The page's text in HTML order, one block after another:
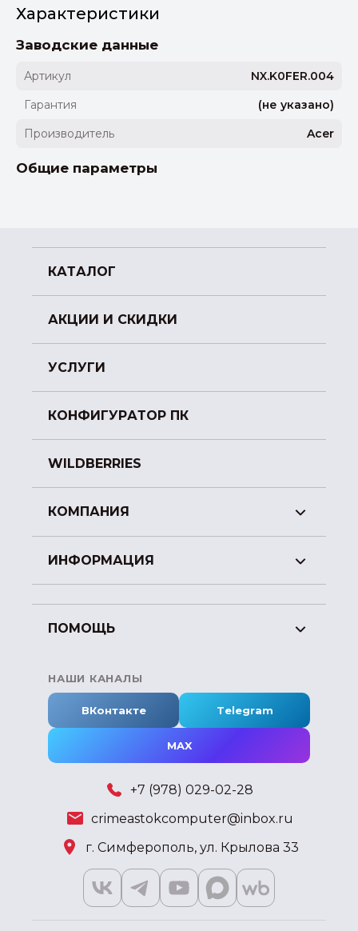
Характеристики
Заводские данные
Артикул
NX.K0FER.004
Гарантия
(не указано)
Производитель
Acer
Общие параметры
КАТАЛОГ
АКЦИИ И СКИДКИ
УСЛУГИ
КОНФИГУРАТОР ПК
WILDBERRIES
КОМПАНИЯ
ИНФОРМАЦИЯ
ПОМОЩЬ
НАШИ КАНАЛЫ
ВКонтакте Telegram
MAX
+7 (978) 029-02-28
crimeastokcomputer@inbox.ru
г. Симферополь, ул. Крылова 33